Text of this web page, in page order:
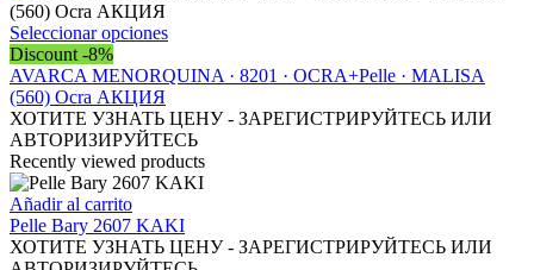
producto
se
elegir
la
página
de
producto
Seleccionar opcionesEste
tiene
variantes.
Las
opciones
se
elegir
en
Discount -8%
AVARCA MENORQUINA · 8201 · OCRA+Pelle · MALISA
(560) Ocra АКЦИЯ
ХОТИТЕ УЗНАТЬ ЦЕНУ - ЗАРЕГИСТРИРУЙТЕСЬ ИЛИ
АВТОРИЗИРУЙТЕСЬ
Recently viewed products
Añadir al carrito
Pelle Bary 2607 KAKI
ХОТИТЕ УЗНАТЬ ЦЕНУ - ЗАРЕГИСТРИРУЙТЕСЬ ИЛИ